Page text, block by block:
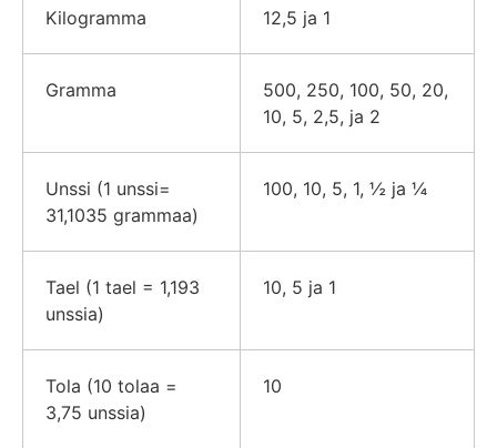
Kilogramma 12,5 ja 1
Gramma
500, 250, 100, 50, 20,
10, 5, 2,5, ja 2
Unssi (1 unssi=
31,1035 grammaa)
100, 10, 5, 1, ½ ja ¼
Tael (1 tael = 1,193
unssia)
10, 5 ja 1
Tola (10 tolaa =
3,75 unssia)
10